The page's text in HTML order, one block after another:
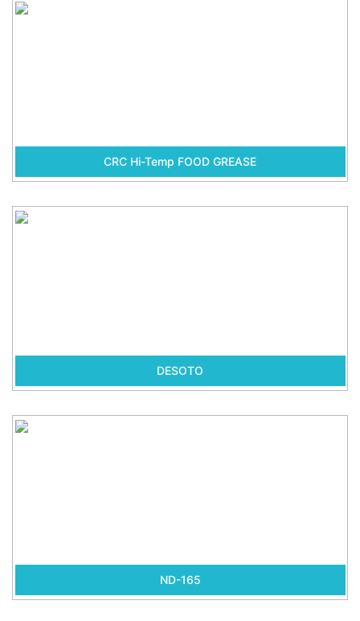
CRC Hi-Temp FOOD GREASE
DESOTO
ND-165